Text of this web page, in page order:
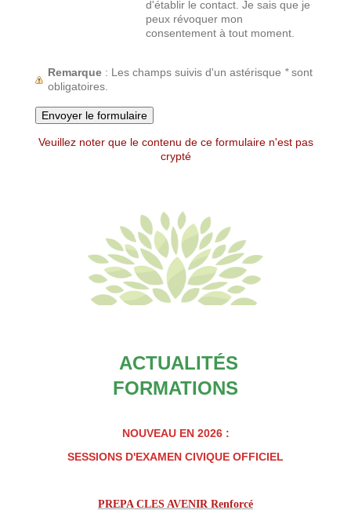
d'établir le contact. Je sais que je
peux révoquer mon
consentement à tout moment.
Remarque : Les champs suivis d'un astérisque *sont
obligatoires.
Veuillez noter que le contenu de ce formulaire n'est pas
crypté
ACTUALITÉS
FORMATIONS
NOUVEAU EN 2026 :
SESSIONS D'EXAMEN CIVIQUE OFFICIEL
PREPA CLES AVENIR Renforcé